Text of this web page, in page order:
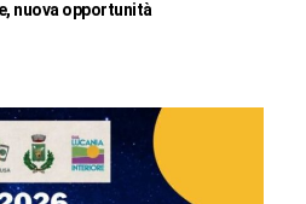
nuova opportunità